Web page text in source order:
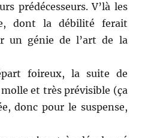
prédécesseurs. V’là les
dont la débilité ferait
un génie de l’art de la
foireux, la suite de
et très prévisible (ça
donc pour le suspense,